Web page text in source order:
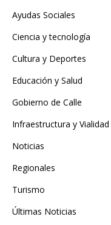
Ayudas Sociales
Ciencia y tecnología
Cultura y Deportes
Educación y Salud
Gobierno de Calle
Infraestructura y Vialidad
Noticias
Regionales
Turismo
Últimas Noticias